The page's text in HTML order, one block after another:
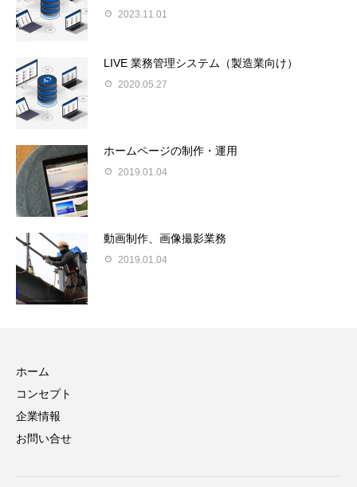
2023.11.01
LIVE 業務管理システム（製造業向け）
2020.05.27
ホームページの制作・運用
2019.01.04
動画制作、画像撮影業務
2019.01.04
ホーム
コンセプト
企業情報
お問い合せ